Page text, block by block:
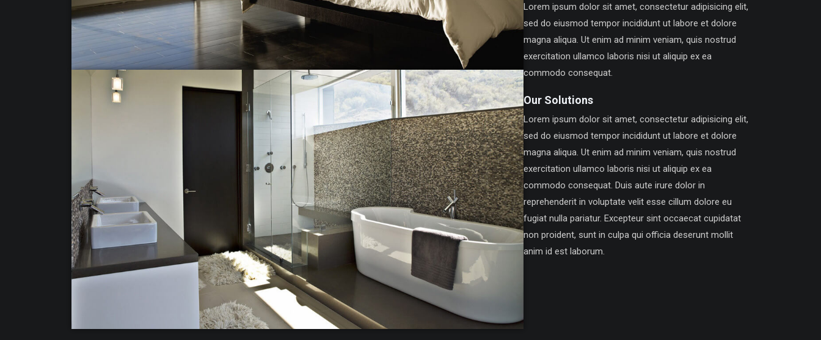
Lorem ipsum dolor sit amet, consectetur adipisicing elit,
sed do eiusmod tempor incididunt ut labore et dolore
magna aliqua. Ut enim ad minim veniam, quis nostrud
exercitation ullamco laboris nisi ut aliquip ex ea
commodo consequat.
Our Solutions
Lorem ipsum dolor sit amet, consectetur adipisicing elit,
sed do eiusmod tempor incididunt ut labore et dolore
magna aliqua. Ut enim ad minim veniam, quis nostrud
exercitation ullamco laboris nisi ut aliquip ex ea
commodo consequat. Duis aute irure dolor in
reprehenderit in voluptate velit esse cillum dolore eu
fugiat nulla pariatur. Excepteur sint occaecat cupidatat
non proident, sunt in culpa qui officia deserunt mollit
anim id est laborum.